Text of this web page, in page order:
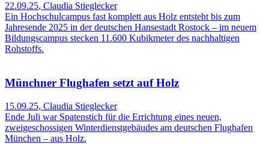
22.09.25, Claudia Stieglecker
Ein Hochschulcampus fast komplett aus Holz entsteht bis zum
Jahresende 2025 in der deutschen Hansestadt Rostock – im neuem
Bildungscampus stecken 11.600 Kubikmeter des nachhaltigen
Rohstoffs.
Münchner Flughafen setzt auf Holz
15.09.25, Claudia Stieglecker
Ende Juli war Spatenstich für die Errichtung eines neuen,
zweigeschossigen Winterdienstgebäudes am deutschen Flughafen
München – aus Holz.